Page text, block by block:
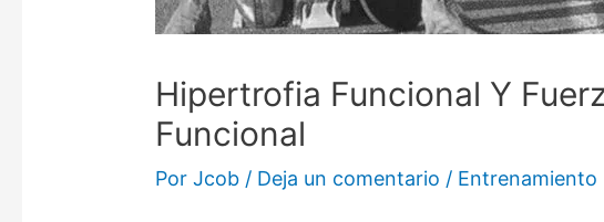
Hipertrofia Funcional Y
Funcional
PorJcob / Deja un comentario / Entrenamiento